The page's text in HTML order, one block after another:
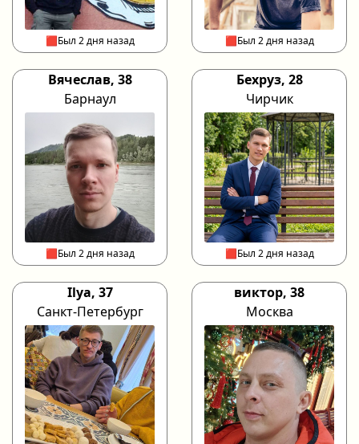
🟥Был 2 дня назад 🟥Был 2 дня назад
Вячеслав, 38
Барнаул
🟥Был 2 дня назад
Бехруз, 28
Чирчик
🟥Был 2 дня назад
Ilya, 37
Санкт-Петербург
виктор, 38
Москва